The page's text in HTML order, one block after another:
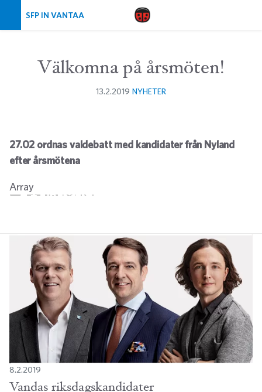
SFP IN VANTAA
Välkomna på årsmöten!
13.2.2019 NYHETER
27.02 ordnas valdebatt med kandidater från Nyland
efter årsmötena
Array
8.2.2019
Vandas riksdagskandidater